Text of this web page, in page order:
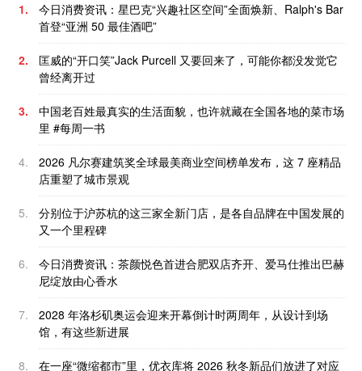
1.
今日消费资讯：星巴克“兴趣社区空间”全面焕新、Ralph's Bar
首登“亚洲 50 最佳酒吧”
2.
匡威的“开口笑”Jack Purcell 又要回来了，可能你都没发觉它
曾经离开过
3.
中国老百姓最真实的生活面貌，也许就藏在全国各地的菜市场
里 #每周一书
4.
2026 凡尔赛建筑奖全球最美商业空间榜单发布，这 7 座精品
店重塑了城市景观
5.
分别位于沪苏杭的这三家全新门店，是各自品牌在中国发展的
又一个里程碑
6.
今日消费资讯：茶颜悦色首进合肥双店齐开、爱马仕推出巴赫
尼绽放由心香水
7.
2028 年洛杉矶奥运会迎来开幕倒计时两周年，从设计到场
馆，有这些新进展
8. 在一座“微缩都市”里，优衣库将 2026 秋冬新品们放进了对应